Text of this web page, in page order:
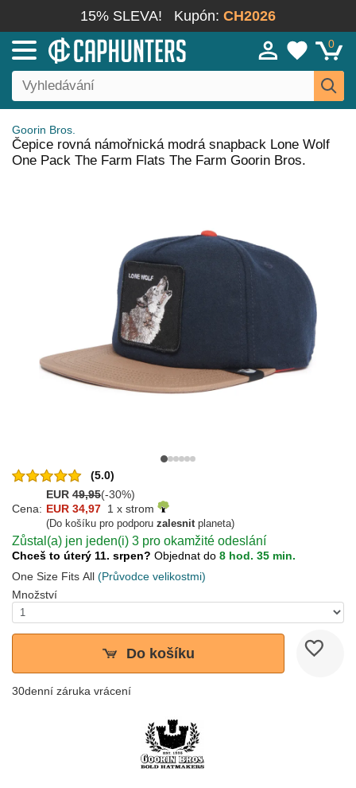
15% SLEVA! Kupón: CH2026
0
Goorin Bros.
Čepice rovná námořnická modrá snapback Lone Wolf
One Pack The Farm Flats The Farm Goorin Bros.
(5.0)
EUR 49,95(-30%)
Cena: EUR 34,97 1 x strom
(Do košíku pro podporu zalesnitplaneta)
Zůstal(a) jen jeden(i) 3 pro okamžité odeslání
Chceš to úterý 11. srpen? Objednat do 8 hod. 35 min.
One Size Fits All (Průvodce velikostmi)
Množství
Do košíku
30denní záruka vrácení